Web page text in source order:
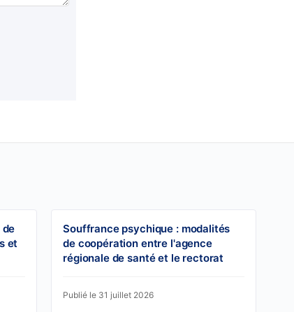
et
Souffrance psychique : modalités
de coopération entre l'agence
régionale de santé et le rectorat
Publié le 31 juillet 2026